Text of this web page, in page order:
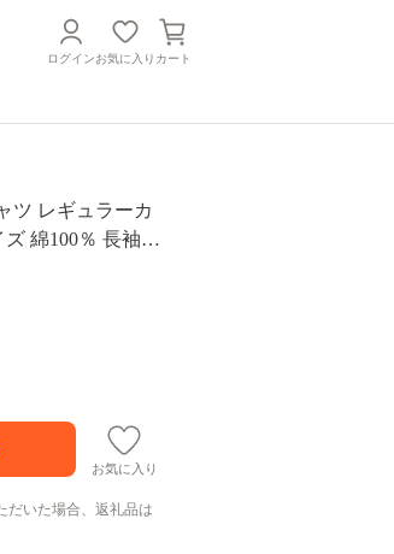
ログインお気に入り カート
ツ レギュラーカ
綿100％ 長袖
服 衣類 男 メンズ
自宅用 家庭用 F
お気に入り
だいた場合、返礼品は